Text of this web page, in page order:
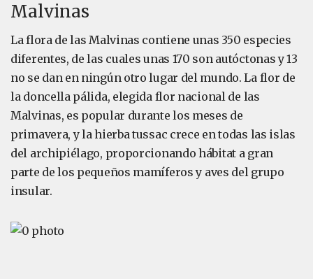
Malvinas
La flora de las Malvinas contiene unas 350 especies
diferentes, de las cuales unas 170 son autóctonas y 13
no se dan en ningún otro lugar del mundo. La flor de
la doncella pálida, elegida flor nacional de las
Malvinas, es popular durante los meses de
primavera, y la hierba tussac crece en todas las islas
del archipiélago, proporcionando hábitat a gran
parte de los pequeños mamíferos y aves del grupo
insular.